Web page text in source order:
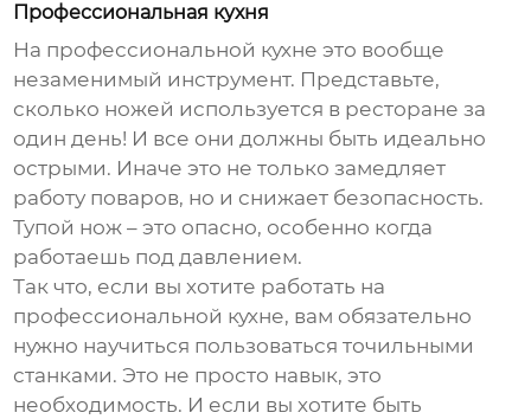
Профессиональная кухня
На профессиональной кухне это вообще
незаменимый инструмент. Представьте,
сколько ножей используется в ресторане за
один день! И все они должны быть идеально
острыми. Иначе это не только замедляет
работу поваров, но и снижает безопасность.
Тупой нож – это опасно, особенно когда
работаешь под давлением.
Так что, если вы хотите работать на
профессиональной кухне, вам обязательно
нужно научиться пользоваться точильными
станками. Это не просто навык, это
необходимость. И если вы хотите быть